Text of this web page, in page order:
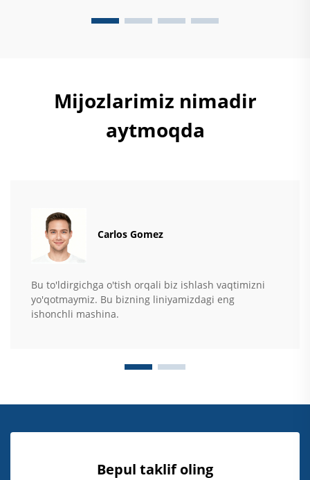
Mijozlarimiz nimadir
aytmoqda
Carlos Gomez
Bu to'ldirgichga o'tish orqali biz ishlash vaqtimizni
yo'qotmaymiz. Bu bizning liniyamizdagi eng
ishonchli mashina.
Bepul taklif oling